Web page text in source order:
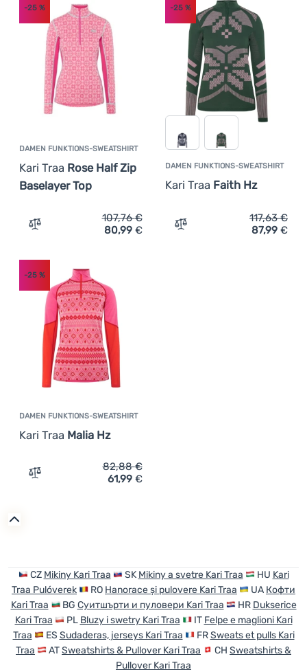
DAMEN FUNKTIONS-SWEATSHIRT
Kari Traa Rose Half Zip
Baselayer Top
-25 %
Zum Vergleich 'Damen Funktions-Sweatshirt Kari Traa
107,76€
80,99 €
DAMEN FUNKTIONS-SWEATSHIRT
Kari Traa Faith Hz
-25%
Zum Vergleich 'Damen
117,63€
87,99 €
DAMEN FUNKTIONS-SWEATSHIRT
Kari Traa Malia Hz
-25 %
Zum Vergleich 'Damen Funktions-Sweatshirt Kari Traa
82,88€
61,99 €
CZ Mikiny Kari Traa SK Mikiny a svetre Kari Traa HU Kari
Traa Pulóverek
RO Hanorace și pulovere Kari Traa UA Кофти
Kari Traa
BG Суитшърти и пуловери Kari Traa HR Dukserice
Kari Traa
PL Bluzy i swetry Kari Traa IT Felpe e maglioni Kari
Traa
ES Sudaderas, jerseys Kari Traa FRSweats et pulls Kari
Traa
ATSweatshirts & Pullover Kari Traa CH Sweatshirts &
Pullover Kari Traa